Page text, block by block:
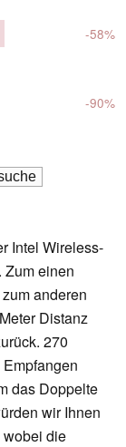
-58%
-90%
Intel Wireless-
Zum einen
anderen
Distanz
270
das Doppelte
wir Ihnen
wobei die